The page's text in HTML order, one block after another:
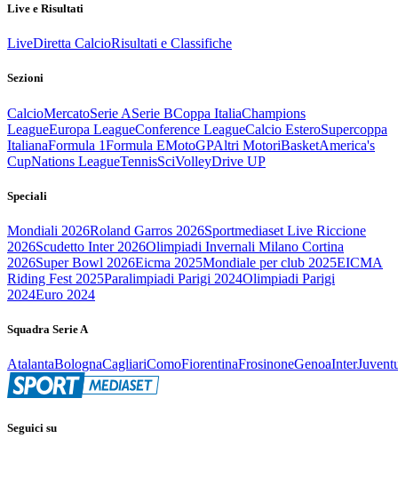
Live e Risultati
LiveDiretta CalcioRisultati e Classifiche
Sezioni
CalcioMercatoSerie ASerie BCoppa ItaliaChampions
LeagueEuropa LeagueConference LeagueCalcio EsteroSupercoppa
ItalianaFormula 1Formula EMotoGPAltri MotoriBasketAmerica's
CupNations LeagueTennisSciVolleyDrive UP
Speciali
Mondiali 2026Roland Garros 2026Sportmediaset Live Riccione
2026Scudetto Inter 2026Olimpiadi Invernali Milano Cortina
2026Super Bowl 2026Eicma 2025Mondiale per club 2025EICMA
Riding Fest 2025Paralimpiadi Parigi 2024Olimpiadi Parigi
2024Euro 2024
Squadra Serie A
AtalantaBolognaCagliariComoFiorentinaFrosinoneGenoaInter
Seguici su